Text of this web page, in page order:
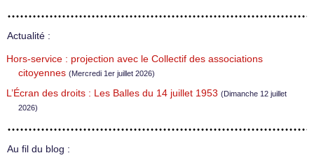
Actualité :
Hors-service : projection avec le Collectif des associations
citoyennes (Mercredi 1er juillet 2026)
L’Écran des droits : Les Balles du 14 juillet 1953 (Dimanche 12 juillet
2026)
Au fil du blog :